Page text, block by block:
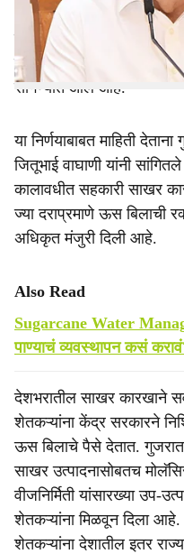
आहे. राज्य सरकारच्या या
सुमारे १५०० कोटी रुपयांचा
लाखांहून अधिक ऊस
सांगण्यात आले आहे.
या निर्णयाबाबत माहिती
जितूभाई वाघाणी यांनी
कालावधीत सहकारी साखर
ज्या दराप्रमाणे ऊस बिलाची
अधिकृत मंजुरी दिली आहे.
Also Read
Sugarcane Water
पाण्याचं व्यवस्थापन कसं
देशभरातील साखर कारखाने
शेतकऱ्यांना केंद्र सरकारने
ऊस बिलाचे पैसे देतात.
साखर उत्पादनासोबतच
वीजनिर्मिती यांसारख्या उप-
शेतकऱ्यांना मिळवून दिला
शेतकऱ्यांना देशातील इतर